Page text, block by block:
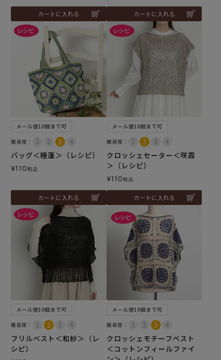
カートに入れる カートに入れる
メール便10個まで可
難易度：
バッグ＜睡蓮＞（レシピ）
¥110税込
カートに入れる
メール便10個まで可
難易度：
クロッシェセーター＜咲霞
＞（レシピ）
¥110税込
カートに入れる
メール便10個まで可
難易度：
フリルベスト＜和紗＞（レ
シピ）
メール便10個まで可
難易度：
クロッシェモチーフベスト
＜コットンフィールファイ